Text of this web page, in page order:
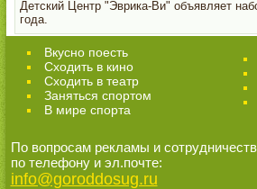
Детский Центр "Эврика-Ви" объявляет
года.
Вкусно поесть
Сходить в кино
Cходить в театр
Заняться спортом
В мире спорта
По вопросам рекламы и
по телефону и эл.почте:
info@goroddosug.ru